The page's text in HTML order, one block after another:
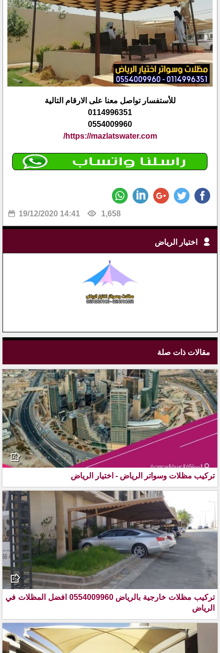
للأستفسار تواصل معنا على الارقام التالية
0114996351
0554009960
https://mazlatswater.com/
19/12/2020 14:41 1,658
اختيار الرياض
مقالات ذات صلة
تركيب مظلات وسواتر الرياض - اختيار الرياض
تركيب مظلات خارجية بالرياض 0554009960 افضل المظلات في
الرياض